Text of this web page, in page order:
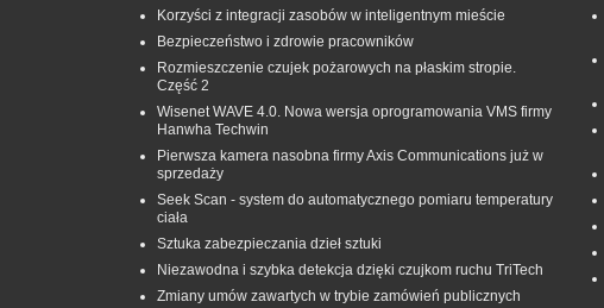
Korzyści z integracji zasobów w inteligentnym mieście
Bezpieczeństwo i zdrowie pracowników
Rozmieszczenie czujek pożarowych na płaskim stropie.
Część 2
Wisenet WAVE 4.0. Nowa wersja oprogramowania VMS firmy
Hanwha Techwin
Pierwsza kamera nasobna firmy Axis Communications już w
sprzedaży
Seek Scan - system do automatycznego pomiaru temperatury
ciała
Sztuka zabezpieczania dzieł sztuki
Niezawodna i szybka detekcja dzięki czujkom ruchu TriTech
Zmiany umów zawartych w trybie zamówień publicznych